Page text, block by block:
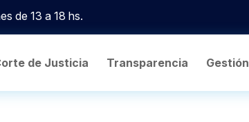
de 13 a 18 hs.
de Justicia Transparencia Gestión